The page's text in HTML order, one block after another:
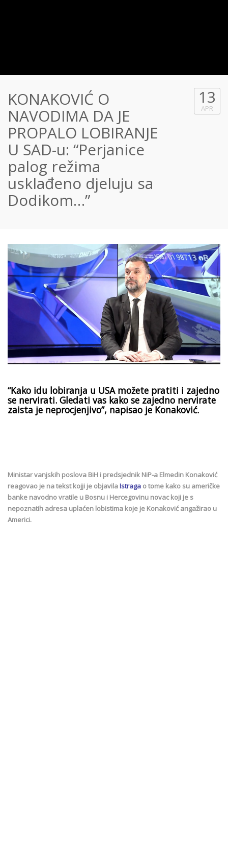
KONAKOVIĆ O
NAVODIMA DA JE
PROPALO LOBIRANJE
U SAD-u: “Perjanice
palog režima
usklađeno djeluju sa
Dodikom…”
13
APR
“Kako idu lobiranja u USA možete pratiti i zajedno
se nervirati. Gledati vas kako se zajedno nervirate
zaista je neprocjenjivo”, napisao je Konaković.
Ministar vanjskih poslova BiH i predsjednik NiP-a Elmedin Konaković
reagovao je na tekst kojji je objavilaIstraga o tome kako su američke
banke navodno vratile u Bosnu i Hercegovinu novac koji je s
nepoznatih adresa uplaćen lobistima koje je Konaković angažirao u
Americi.